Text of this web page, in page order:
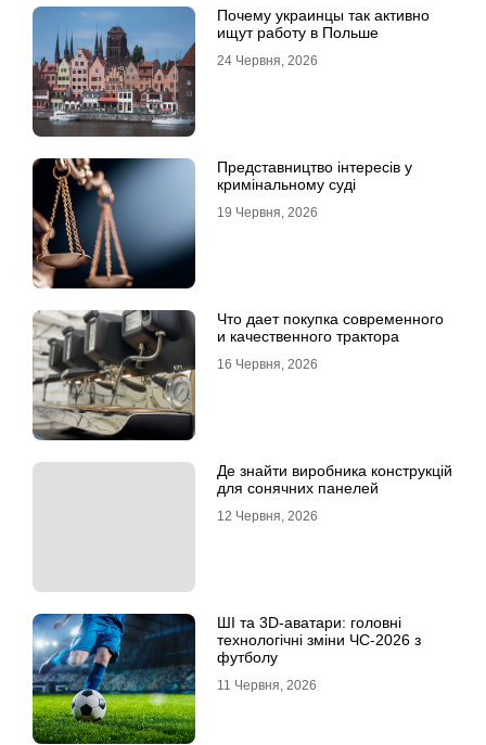
Почему украинцы так активно
ищут работу в Польше
24 Червня, 2026
Представництво інтересів у
кримінальному суді
19 Червня, 2026
Что дает покупка современного
и качественного трактора
16 Червня, 2026
Де знайти виробника конструкцій
для сонячних панелей
12 Червня, 2026
ШІ та 3D-аватари: головні
технологічні зміни ЧС-2026 з
футболу
11 Червня, 2026